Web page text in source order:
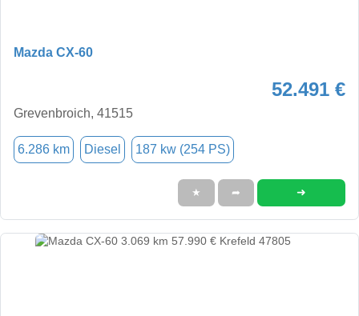
Mazda CX-60
52.491 €
Grevenbroich, 41515
6.286 km Diesel 187 kw (254 PS)
★ ➦ ➜